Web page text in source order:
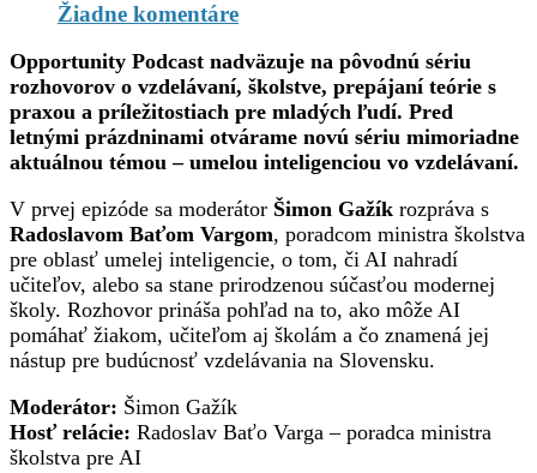
Žiadne komentáre
Opportunity Podcast nadväzuje na pôvodnú sériu
rozhovorov o vzdelávaní, školstve, prepájaní teórie s
praxou a príležitostiach pre mladých ľudí. Pred
letnými prázdninami otvárame novú sériu mimoriadne
aktuálnou témou – umelou inteligenciou vo vzdelávaní.
V prvej epizóde sa moderátor Šimon Gažík rozpráva s
Radoslavom Baťom Vargom, poradcom ministra školstva
pre oblasť umelej inteligencie, o tom, či AI nahradí
učiteľov, alebo sa stane prirodzenou súčasťou modernej
školy. Rozhovor prináša pohľad na to, ako môže AI
pomáhať žiakom, učiteľom aj školám a čo znamená jej
nástup pre budúcnosť vzdelávania na Slovensku.
Moderátor: Šimon Gažík
Hosť relácie: Radoslav Baťo Varga – poradca ministra
školstva pre AI